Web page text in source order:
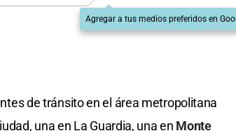
Agregar a tus medios preferidos en
de tránsito en el área metropolitana
una en La Guardia, una en Monte